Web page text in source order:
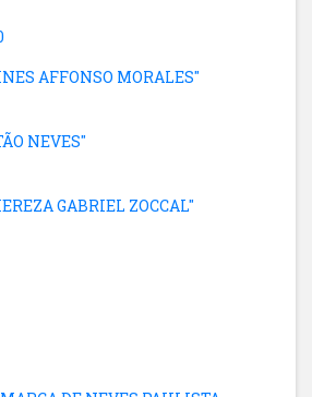
AFFONSO MORALES"
NEVES"
GABRIEL ZOCCAL"